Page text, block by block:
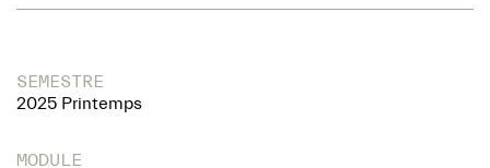
SEMESTRE
2025 Printemps
MODULE